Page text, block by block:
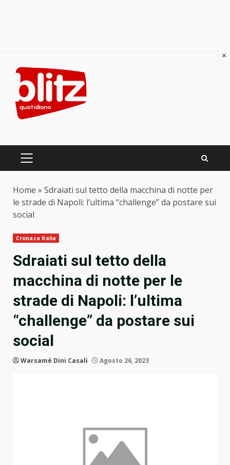
content
PRIMARY
Home » Sdraiati sul tetto della macchina di notte per
le strade di Napoli: l’ultima “challenge” da postare sui
social
Cronaca Italia
Sdraiati sul tetto della
macchina di notte per le
strade di Napoli: l’ultima
“challenge” da postare sui
social
Warsamé Dini Casali Agosto 26, 2023
×